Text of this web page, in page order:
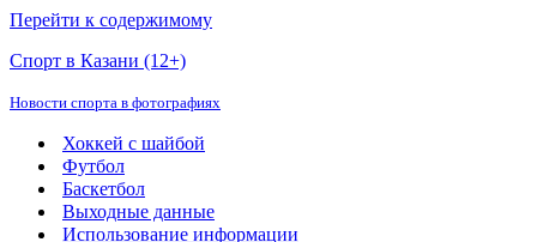
Перейти к содержимому
Спорт в Казани (12+)
Новости спорта в фотографиях
Хоккей с шайбой
Футбол
Баскетбол
Выходные данные
Использование информации